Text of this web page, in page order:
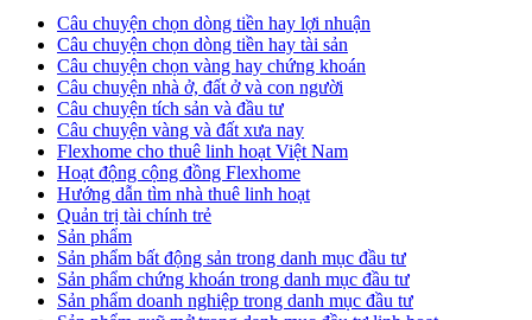
Câu chuyện chọn dòng tiền hay lợi nhuận
Câu chuyện chọn dòng tiền hay tài sản
Câu chuyện chọn vàng hay chứng khoán
Câu chuyện nhà ở, đất ở và con người
Câu chuyện tích sản và đầu tư
Câu chuyện vàng và đất xưa nay
Flexhome cho thuê linh hoạt Việt Nam
Hoạt động cộng đồng Flexhome
Hướng dẫn tìm nhà thuê linh hoạt
Quản trị tài chính trẻ
Sản phẩm
Sản phẩm bất động sản trong danh mục đầu tư
Sản phẩm chứng khoán trong danh mục đầu tư
Sản phẩm doanh nghiệp trong danh mục đầu tư